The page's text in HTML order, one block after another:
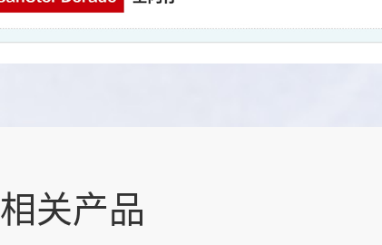
相关产品